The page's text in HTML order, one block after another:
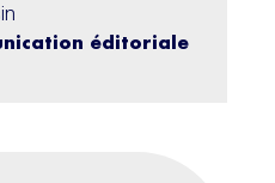
éditoriale